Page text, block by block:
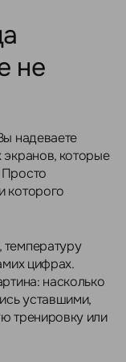
не
надеваете
экранов, которые
Просто
которого
цифрах.
насколько
уставшими,
тренировку или